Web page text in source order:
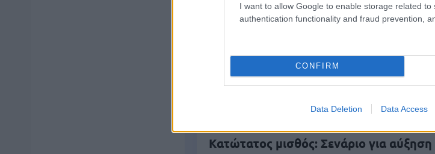
I want to allow Google to enable storage related to
authentication functionality and fraud prevention,
CONFIRM
Data Deletion Data Access
ΑΣΕΠ: Νέος γραπτός διαγωνισμός -
Εξωτερικών
ΔΥΠΑ: 1.000 προσλήψεις με μισθό έως
αίτηση
Κατώτατος μισθός: Σενάριο για